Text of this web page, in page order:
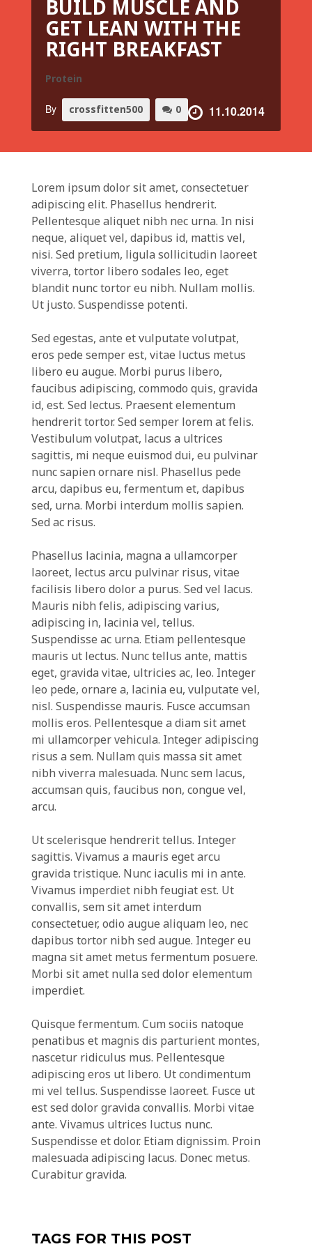
BUILD MUSCLE AND
GET LEAN WITH THE
RIGHT BREAKFAST
Protein
By crossfitten500 0 11.10.2014
Lorem ipsum dolor sit amet, consectetuer
adipiscing elit. Phasellus hendrerit.
Pellentesque aliquet nibh nec urna. In nisi
neque, aliquet vel, dapibus id, mattis vel,
nisi. Sed pretium, ligula sollicitudin laoreet
viverra, tortor libero sodales leo, eget
blandit nunc tortor eu nibh. Nullam mollis.
Ut justo. Suspendisse potenti.
Sed egestas, ante et vulputate volutpat,
eros pede semper est, vitae luctus metus
libero eu augue. Morbi purus libero,
faucibus adipiscing, commodo quis, gravida
id, est. Sed lectus. Praesent elementum
hendrerit tortor. Sed semper lorem at felis.
Vestibulum volutpat, lacus a ultrices
sagittis, mi neque euismod dui, eu pulvinar
nunc sapien ornare nisl. Phasellus pede
arcu, dapibus eu, fermentum et, dapibus
sed, urna. Morbi interdum mollis sapien.
Sed ac risus.
Phasellus lacinia, magna a ullamcorper
laoreet, lectus arcu pulvinar risus, vitae
facilisis libero dolor a purus. Sed vel lacus.
Mauris nibh felis, adipiscing varius,
adipiscing in, lacinia vel, tellus.
Suspendisse ac urna. Etiam pellentesque
mauris ut lectus. Nunc tellus ante, mattis
eget, gravida vitae, ultricies ac, leo. Integer
leo pede, ornare a, lacinia eu, vulputate vel,
nisl. Suspendisse mauris. Fusce accumsan
mollis eros. Pellentesque a diam sit amet
mi ullamcorper vehicula. Integer adipiscing
risus a sem. Nullam quis massa sit amet
nibh viverra malesuada. Nunc sem lacus,
accumsan quis, faucibus non, congue vel,
arcu.
Ut scelerisque hendrerit tellus. Integer
sagittis. Vivamus a mauris eget arcu
gravida tristique. Nunc iaculis mi in ante.
Vivamus imperdiet nibh feugiat est. Ut
convallis, sem sit amet interdum
consectetuer, odio augue aliquam leo, nec
dapibus tortor nibh sed augue. Integer eu
magna sit amet metus fermentum posuere.
Morbi sit amet nulla sed dolor elementum
imperdiet.
Quisque fermentum. Cum sociis natoque
penatibus et magnis dis parturient montes,
nascetur ridiculus mus. Pellentesque
adipiscing eros ut libero. Ut condimentum
mi vel tellus. Suspendisse laoreet. Fusce ut
est sed dolor gravida convallis. Morbi vitae
ante. Vivamus ultrices luctus nunc.
Suspendisse et dolor. Etiam dignissim. Proin
malesuada adipiscing lacus. Donec metus.
Curabitur gravida.
TAGS FOR THIS POST